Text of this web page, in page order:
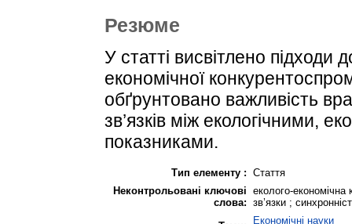
Резюме
У статті висвітлено підходи
економічної
обґрунтовано важливість
зв’язків між екологічними,
показниками.
Тип елементу : Стаття
Неконтрольовані ключові
слова:
еколого-економічна
зв’язки ;
Економічні науки